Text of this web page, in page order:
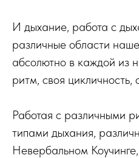
И дыхание, работа с
различные области
абсолютно в каждой из
ритм, своя цикличность,
Работая с различными
типами дыхания,
Невербальном